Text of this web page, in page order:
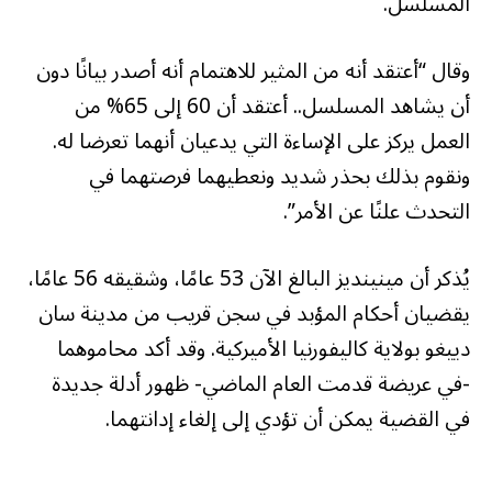
وقال “أعتقد أنه من المثير للاهتمام أنه أصدر بيانًا دون
أن يشاهد المسلسل.. أعتقد أن 60 إلى 65% من
العمل يركز على الإساءة التي يدعيان أنهما تعرضا له.
ونقوم بذلك بحذر شديد ونعطيهما فرصتهما في
التحدث علنًا عن الأمر”.
يُذكر أن مينينديز البالغ الآن 53 عامًا، وشقيقه 56 عامًا،
يقضيان أحكام المؤبد في سجن قريب من مدينة سان
دييغو بولاية كاليفورنيا الأميركية. وقد أكد محاموهما
-في عريضة قدمت العام الماضي- ظهور أدلة جديدة
في القضية يمكن أن تؤدي إلى إلغاء إدانتهما.